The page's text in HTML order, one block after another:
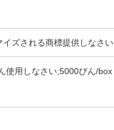
ズされる商標提供しなさい
使用しなさい;5000びん/box